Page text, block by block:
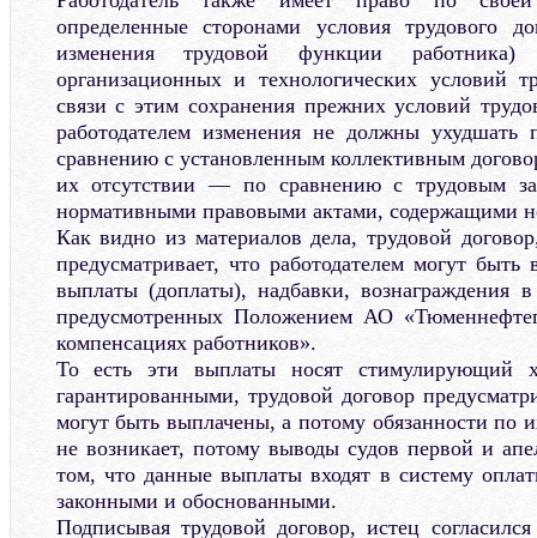
определенные сторонами условия трудового
изменения трудовой функции
организационных и технологических условий
связи с этим сохранения прежних условий
работодателем изменения не должны ухудшать
сравнению с установленным коллективным
их отсутствии — по сравнению с трудовым
нормативными правовыми актами, содержащими
Как видно из материалов дела, трудовой
предусматривает, что работодателем могут
выплаты (доплаты), надбавки, вознаграждения
предусмотренных Положением АО
компенсациях работников».
То есть эти выплаты носят стимулирующий
гарантированными, трудовой договор
могут быть выплачены, а потому обязанности по
не возникает, потому выводы судов первой и
том, что данные выплаты входят в систему
законными и обоснованными.
Подписывая трудовой договор, истец